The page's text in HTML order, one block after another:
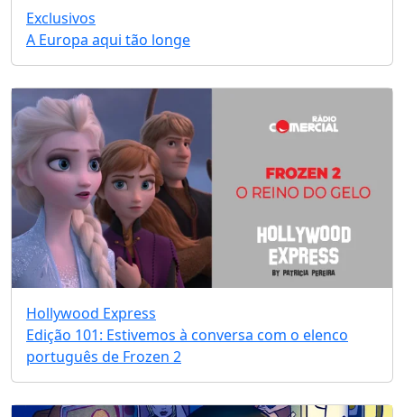
Exclusivos
A Europa aqui tão longe
Hollywood Express
Edição 101: Estivemos à conversa com o elenco
português de Frozen 2